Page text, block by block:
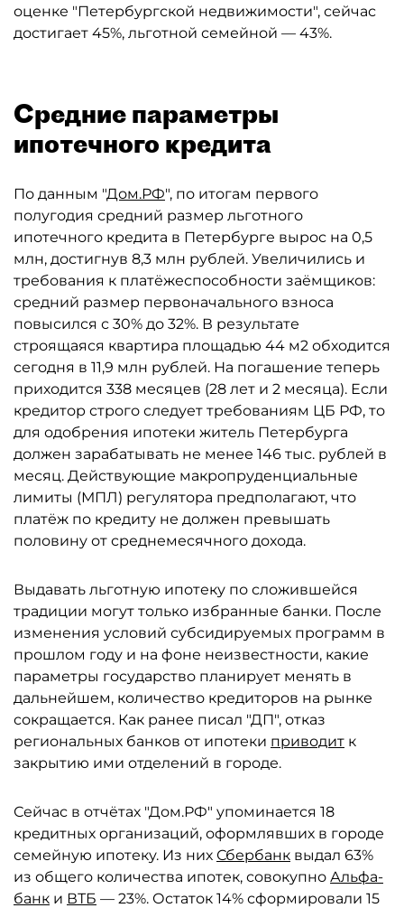
оценке "Петербургской недвижимости", сейчас
достигает 45%, льготной семейной — 43%.
Средние параметры
ипотечного кредита
По данным "Дом.РФ", по итогам первого
полугодия средний размер льготного
ипотечного кредита в Петербурге вырос на 0,5
млн, достигнув 8,3 млн рублей. Увеличились и
требования к платёжеспособности заёмщиков:
средний размер первоначального взноса
повысился с 30% до 32%. В результате
строящаяся квартира площадью 44 м2 обходится
сегодня в 11,9 млн рублей. На погашение теперь
приходится 338 месяцев (28 лет и 2 месяца). Если
кредитор строго следует требованиям ЦБ РФ, то
для одобрения ипотеки житель Петербурга
должен зарабатывать не менее 146 тыс. рублей в
месяц. Действующие макропруденциальные
лимиты (МПЛ) регулятора предполагают, что
платёж по кредиту не должен превышать
половину от среднемесячного дохода.
Выдавать льготную ипотеку по сложившейся
традиции могут только избранные банки. После
изменения условий субсидируемых программ в
прошлом году и на фоне неизвестности, какие
параметры государство планирует менять в
дальнейшем, количество кредиторов на рынке
сокращается. Как ранее писал "ДП", отказ
региональных банков от ипотеки приводит к
закрытию ими отделений в городе.
Сейчас в отчётах "Дом.РФ" упоминается 18
кредитных организаций, оформлявших в городе
семейную ипотеку. Из них Сбербанк выдал 63%
из общего количества ипотек, совокупно Альфа-
банк и ВТБ — 23%. Остаток 14% сформировали 15